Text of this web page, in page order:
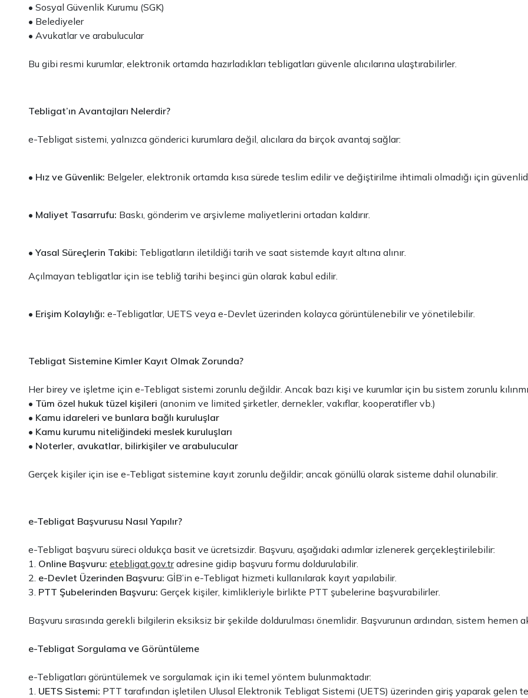
• Sosyal Güvenlik Kurumu (SGK)
• Belediyeler
• Avukatlar ve arabulucular
Bu gibi resmi kurumlar, elektronik ortamda hazırladıkları tebligatları güvenle alıcılarına ulaştırabilirler.
Tebligat’ın Avantajları Nelerdir?
e-Tebligat sistemi, yalnızca gönderici kurumlara değil, alıcılara da birçok avantaj sağlar:
• Hız ve Güvenlik: Belgeler, elektronik ortamda kısa sürede teslim edilir ve değiştirilme ihtimali olmadığı için
• Maliyet Tasarrufu: Baskı, gönderim ve arşivleme maliyetlerini ortadan kaldırır.
• Yasal Süreçlerin Takibi: Tebligatların iletildiği tarih ve saat sistemde kayıt altına alınır.
Açılmayan tebligatlar için ise tebliğ tarihi beşinci gün olarak kabul edilir.
• Erişim Kolaylığı: e-Tebligatlar, UETS veya e-Devlet üzerinden kolayca görüntülenebilir ve yönetilebilir.
Tebligat Sistemine Kimler Kayıt Olmak Zorunda?
Her birey ve işletme için e-Tebligat sistemi zorunlu değildir. Ancak bazı kişi ve kurumlar için bu sistem zorunlu
• Tüm özel hukuk tüzel kişileri (anonim ve limited şirketler, dernekler, vakıflar, kooperatifler vb.)
• Kamu idareleri ve bunlara bağlı kuruluşlar
• Kamu kurumu niteliğindeki meslek kuruluşları
• Noterler, avukatlar, bilirkişiler ve arabulucular
Gerçek kişiler için ise e-Tebligat sistemine kayıt zorunlu değildir; ancak gönüllü olarak sisteme dahil olunabilir.
e-Tebligat Başvurusu Nasıl Yapılır?
e-Tebligat başvuru süreci oldukça basit ve ücretsizdir. Başvuru, aşağıdaki adımlar izlenerek gerçekleştirilebilir:
1. Online Başvuru: etebligat.gov.tradresine gidip başvuru formu doldurulabilir.
2. e-Devlet Üzerinden Başvuru: GİB’in e-Tebligat hizmeti kullanılarak kayıt yapılabilir.
3. PTT Şubelerinden Başvuru: Gerçek kişiler, kimlikleriyle birlikte PTT şubelerine başvurabilirler.
Başvuru sırasında gerekli bilgilerin eksiksiz bir şekilde doldurulması önemlidir. Başvurunun ardından, sistem hemen
e-Tebligat Sorgulama ve Görüntüleme
e-Tebligatları görüntülemek ve sorgulamak için iki temel yöntem bulunmaktadır:
1. UETS Sistemi: PTT tarafından işletilen Ulusal Elektronik Tebligat Sistemi (UETS) üzerinden giriş yaparak gelen